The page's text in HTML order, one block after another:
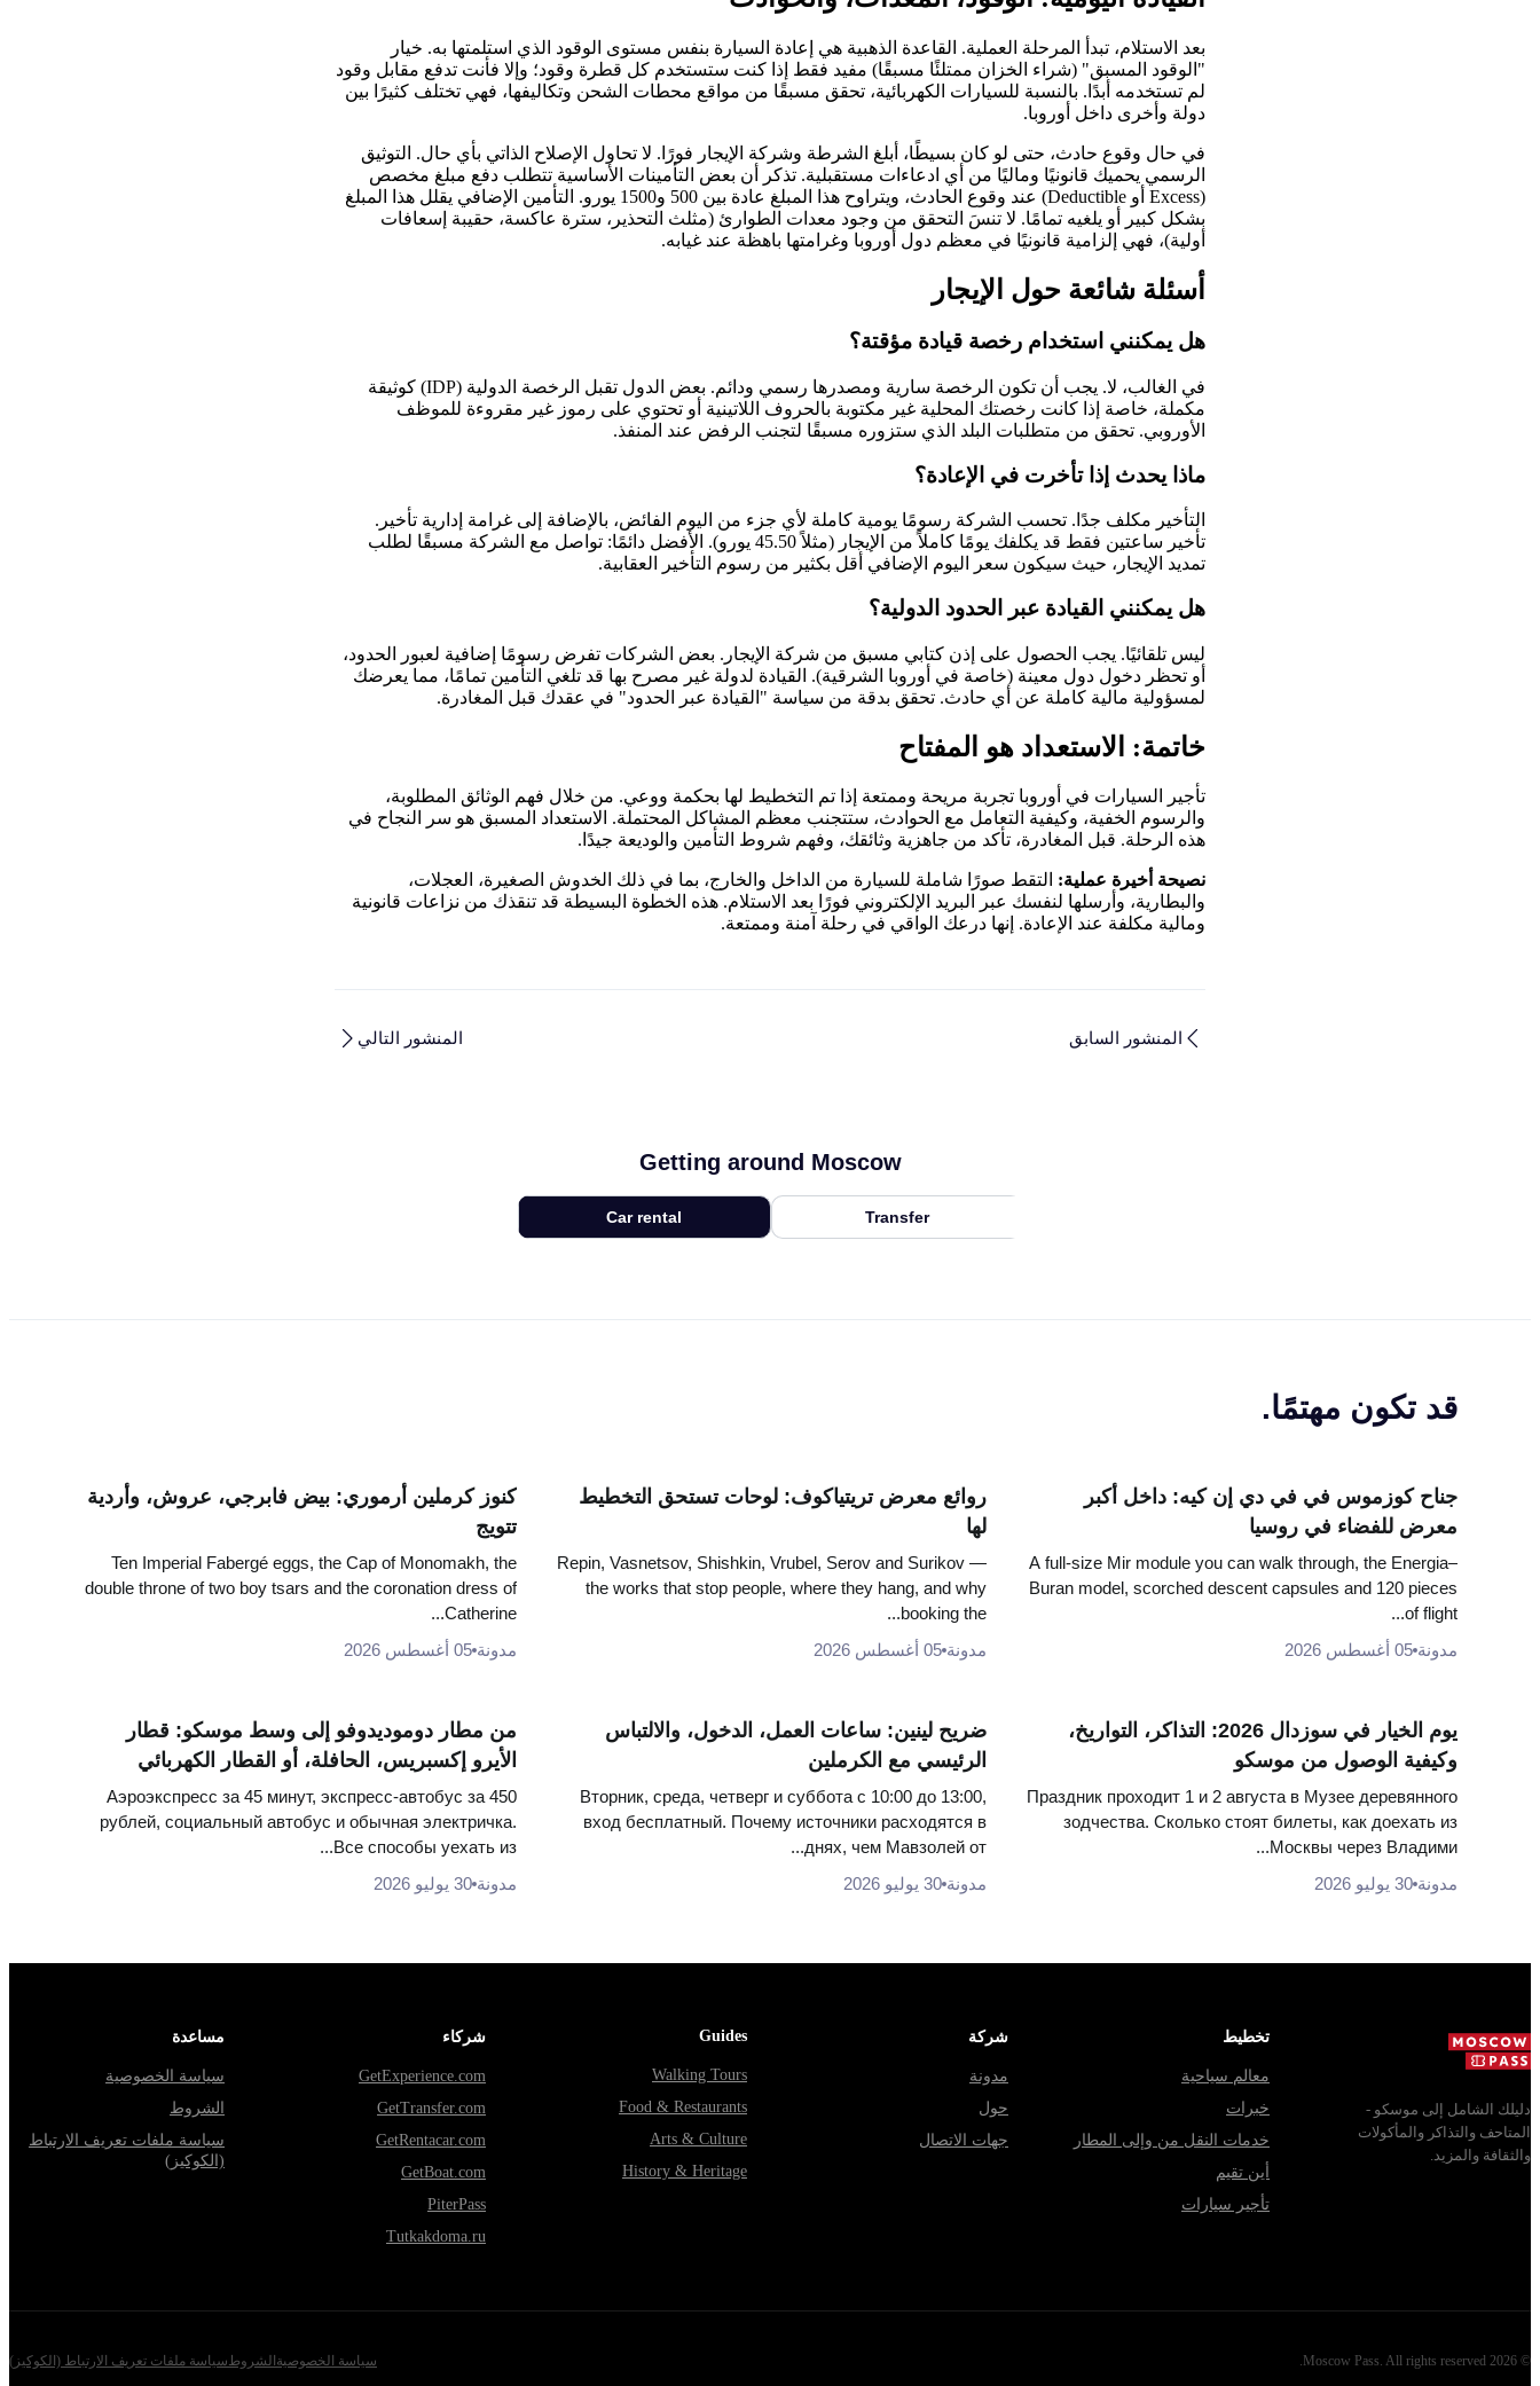
بعد الاستلام، تبدأ المرحلة العملية. القاعدة الذهبية هي إعادة السيارة بنفس مستوى الوقود الذي استلمتها به. خيار
"الوقود المسبق" (شراء الخزان ممتلئًا مسبقًا) مفيد فقط إذا كنت ستستخدم كل قطرة وقود؛ وإلا فأنت تدفع مقابل وقود
لم تستخدمه أبدًا. بالنسبة للسيارات الكهربائية، تحقق مسبقًا من مواقع محطات الشحن وتكاليفها، فهي تختلف كثيرًا بين
دولة وأخرى داخل أوروبا.
في حال وقوع حادث، حتى لو كان بسيطًا، أبلغ الشرطة وشركة الإيجار فورًا. لا تحاول الإصلاح الذاتي بأي حال. التوثيق
الرسمي يحميك قانونيًا وماليًا من أي ادعاءات مستقبلية. تذكر أن بعض التأمينات الأساسية تتطلب دفع مبلغ مخصص
(Excess أو Deductible) عند وقوع الحادث، ويتراوح هذا المبلغ عادة بين 500 و1500 يورو. التأمين الإضافي يقلل هذا المبلغ
بشكل كبير أو يلغيه تمامًا. لا تنسَ التحقق من وجود معدات الطوارئ (مثلث التحذير، سترة عاكسة، حقيبة إسعافات
أولية)، فهي إلزامية قانونيًا في معظم دول أوروبا وغرامتها باهظة عند غيابه.
أسئلة شائعة حول الإيجار
هل يمكنني استخدام رخصة قيادة مؤقتة؟
في الغالب، لا. يجب أن تكون الرخصة سارية ومصدرها رسمي ودائم. بعض الدول تقبل الرخصة الدولية (IDP) كوثيقة
مكملة، خاصة إذا كانت رخصتك المحلية غير مكتوبة بالحروف اللاتينية أو تحتوي على رموز غير مقروءة للموظف
الأوروبي. تحقق من متطلبات البلد الذي ستزوره مسبقًا لتجنب الرفض عند المنفذ.
ماذا يحدث إذا تأخرت في الإعادة؟
التأخير مكلف جدًا. تحسب الشركة رسومًا يومية كاملة لأي جزء من اليوم الفائض، بالإضافة إلى غرامة إدارية تأخير.
تأخير ساعتين فقط قد يكلفك يومًا كاملاً من الإيجار (مثلاً 45.50 يورو). الأفضل دائمًا: تواصل مع الشركة مسبقًا لطلب
تمديد الإيجار، حيث سيكون سعر اليوم الإضافي أقل بكثير من رسوم التأخير العقابية.
هل يمكنني القيادة عبر الحدود الدولية؟
ليس تلقائيًا. يجب الحصول على إذن كتابي مسبق من شركة الإيجار. بعض الشركات تفرض رسومًا إضافية لعبور الحدود،
أو تحظر دخول دول معينة (خاصة في أوروبا الشرقية). القيادة لدولة غير مصرح بها قد تلغي التأمين تمامًا، مما يعرضك
لمسؤولية مالية كاملة عن أي حادث. تحقق بدقة من سياسة "القيادة عبر الحدود" في عقدك قبل المغادرة.
خاتمة: الاستعداد هو المفتاح
تأجير السيارات في أوروبا تجربة مريحة وممتعة إذا تم التخطيط لها بحكمة ووعي. من خلال فهم الوثائق المطلوبة،
والرسوم الخفية، وكيفية التعامل مع الحوادث، ستتجنب معظم المشاكل المحتملة. الاستعداد المسبق هو سر النجاح في
هذه الرحلة. قبل المغادرة، تأكد من جاهزية وثائقك، وفهم شروط التأمين والوديعة جيدًا.
نصيحة أخيرة عملية: التقط صورًا شاملة للسيارة من الداخل والخارج، بما في ذلك الخدوش الصغيرة، العجلات،
والبطارية، وأرسلها لنفسك عبر البريد الإلكتروني فورًا بعد الاستلام. هذه الخطوة البسيطة قد تنقذك من نزاعات قانونية
ومالية مكلفة عند الإعادة. إنها درعك الواقي في رحلة آمنة وممتعة.
المنشور السابق المنشور التالي
Getting around Moscow
Transfer
Car rental
قد تكون مهتمًا.
جناح كوزموس في في دي إن كيه: داخل أكبر
معرض للفضاء في روسيا
A full-size Mir module you can walk through, the Energia–
Buran model, scorched descent capsules and 120 pieces
of flight...
مدونة 05 أغسطس 2026
روائع معرض تريتياكوف: لوحات تستحق التخطيط
لها
Repin, Vasnetsov, Shishkin, Vrubel, Serov and Surikov —
the works that stop people, where they hang, and why
booking the...
مدونة 05 أغسطس 2026
كنوز كرملين أرموري: بيض فابرجي، عروش، وأردية
تتويج
Ten Imperial Fabergé eggs, the Cap of Monomakh, the
double throne of two boy tsars and the coronation dress of
Catherine...
مدونة 05 أغسطس 2026
يوم الخيار في سوزدال 2026: التذاكر، التواريخ،
وكيفية الوصول من موسكو
Праздник проходит 1 и 2 августа в Музее деревянного
зодчества. Сколько стоят билеты, как доехать из
Москвы через Владими...
مدونة 30 يوليو 2026
ضريح لينين: ساعات العمل، الدخول، والالتباس
الرئيسي مع الكرملين
Вторник, среда, четверг и суббота с 10:00 до 13:00,
вход бесплатный. Почему источники расходятся в
днях, чем Мавзолей от...
مدونة 30 يوليو 2026
من مطار دوموديدوفو إلى وسط موسكو: قطار
الأيرو إكسبريس، الحافلة، أو القطار الكهربائي
Аэроэкспресс за 45 минут, экспресс-автобус за 450
рублей, социальный автобус и обычная электричка.
Все способы уехать из...
مدونة 30 يوليو 2026
دليلك الشامل إلى موسكو -
المتاحف والتذاكر والمأكولات
والثقافة والمزيد.
تخطيط
معالم سياحية
خبرات
خدمات النقل من وإلى المطار
أين تقيم
تأجير سيارات
شركة
مدونة
حول
جهات الاتصال
Guides
Walking Tours
Food & Restaurants
Arts & Culture
History & Heritage
شركاء
GetExperience.com
GetTransfer.com
GetRentacar.com
GetBoat.com
PiterPass
Tutkakdoma.ru
مساعدة
سياسة الخصوصية
الشروط
سياسة ملفات تعريف الارتباط
(الكوكيز)
©
2026
Moscow Pass. All rights reserved. سياسة الخصوصية الشروطسياسة ملفات تعريف الارتباط (الكوكيز)